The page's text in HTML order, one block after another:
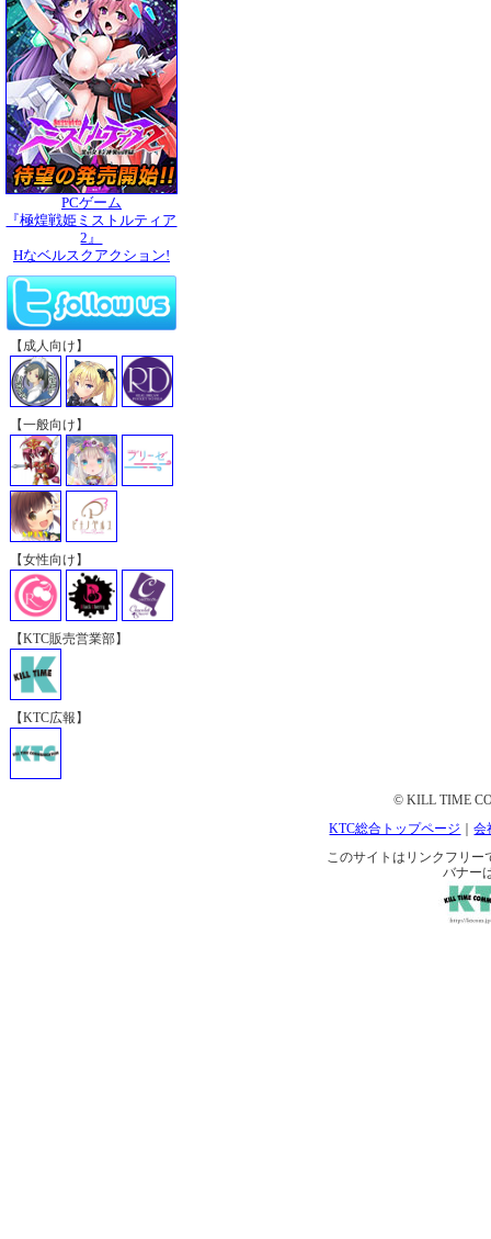
PCゲーム
『極煌戦姫ミストルティア
2』
Hなベルスクアクション!
【成人向け】
【一般向け】
【女性向け】
【KTC販売営業部】
【KTC広報】
© KILL TIME
KTC総合トップページ
｜会
このサイトはリンクフリー
バナー